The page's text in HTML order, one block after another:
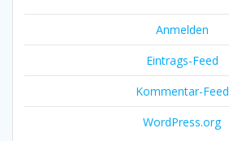
Anmelden
Eintrags-Feed
Kommentar-Feed
WordPress.org